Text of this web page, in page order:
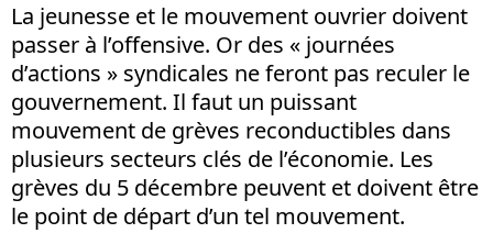
La jeunesse et le mouvement ouvrier doivent
passer à l’offensive. Or des « journées
d’actions » syndicales ne feront pas reculer le
gouvernement. Il faut un puissant
mouvement de grèves reconductibles dans
plusieurs secteurs clés de l’économie. Les
grèves du 5 décembre peuvent et doivent être
le point de départ d’un tel mouvement.